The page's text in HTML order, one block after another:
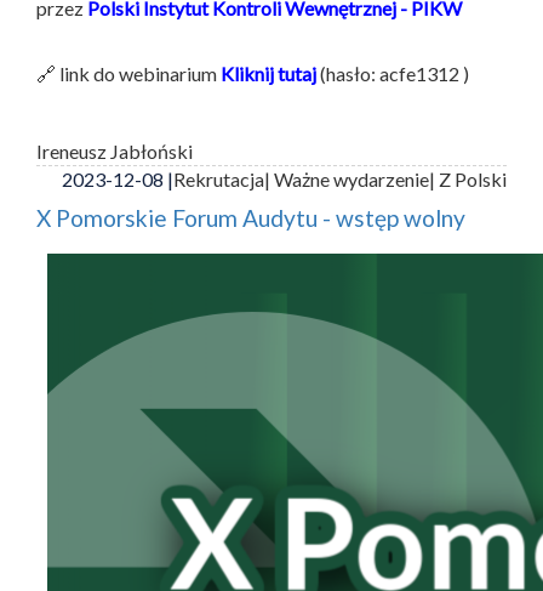
przez Polski Instytut Kontroli Wewnętrznej - PIKW
🔗 link do webinarium Kliknij tutaj(hasło: acfe1312 )
Ireneusz Jabłoński
2023-12-08 |Rekrutacja| Ważne wydarzenie| Z Polski
X Pomorskie Forum Audytu - wstęp wolny